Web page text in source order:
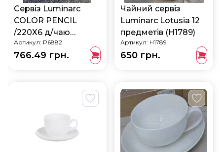
Сервіз Luminarc
COLOR PENCIL
/220Х6 д/чаю
(P6882)
Артикул: P6882
766.49 грн.
Чайний сервіз
Luminarc Lotusia 12
предметів (H1789)
Артикул: H1789
650 грн.